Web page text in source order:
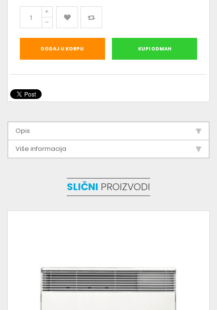
DODAJ U KORPU KUPI ODMAH
Opis
Više informacija
SLIČNI PROIZVODI